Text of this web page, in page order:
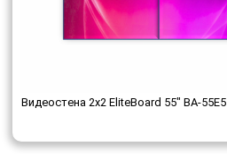
Видеостена 2x2 EliteBoard 55" BA-55E5